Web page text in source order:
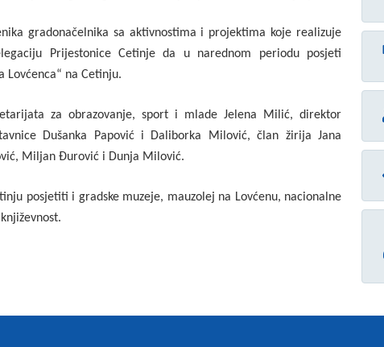
gradonačelnika sa aktivnostima i projektima koje realizuje
Prijestonice Cetinje da u narednom periodu posjeti
Lovćenca“ na Cetinju.
za obrazovanje, sport i mlade Jelena Milić, direktor
Dušanka Papović i Daliborka Milović, član žirija Jana
Miljan Đurović i Dunja Milović.
posjetiti i gradske muzeje, mauzolej na Lovćenu, nacionalne